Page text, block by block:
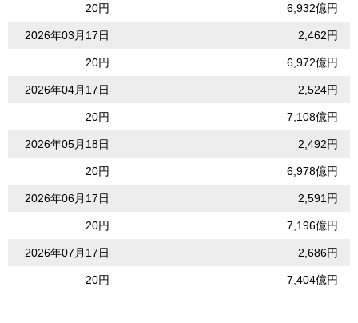
20円 6,932億円
2026年03月17日 2,462円
20円 6,972億円
2026年04月17日 2,524円
20円 7,108億円
2026年05月18日 2,492円
20円 6,978億円
2026年06月17日 2,591円
20円 7,196億円
2026年07月17日 2,686円
20円 7,404億円